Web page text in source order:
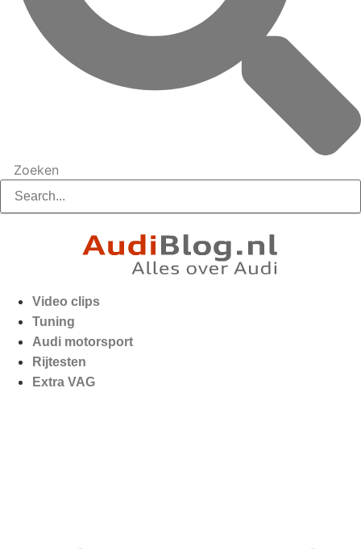
Zoeken
Video clips
Tuning
Audi motorsport
Rijtesten
Extra VAG